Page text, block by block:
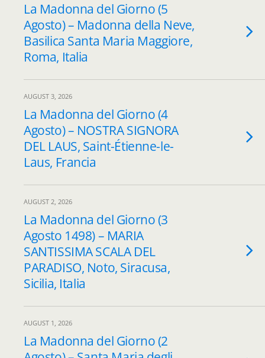
La Madonna del Giorno (5
Agosto) – Madonna della Neve,
Basilica Santa Maria Maggiore,
Roma, Italia
AUGUST 3, 2026
La Madonna del Giorno (4
Agosto) – NOSTRA SIGNORA
DEL LAUS, Saint-Étienne-le-
Laus, Francia
AUGUST 2, 2026
La Madonna del Giorno (3
Agosto 1498) – MARIA
SANTISSIMA SCALA DEL
PARADISO, Noto, Siracusa,
Sicilia, Italia
AUGUST 1, 2026
La Madonna del Giorno (2